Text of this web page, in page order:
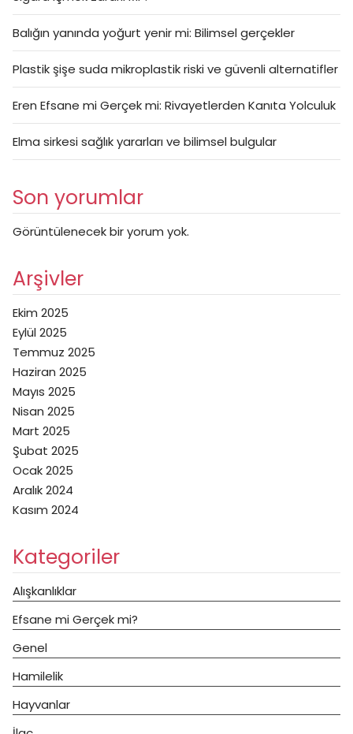
Balığın yanında yoğurt yenir mi: Bilimsel gerçekler
Plastik şişe suda mikroplastik riski ve güvenli alternatifler
Eren Efsane mi Gerçek mi: Rivayetlerden Kanıta Yolculuk
Elma sirkesi sağlık yararları ve bilimsel bulgular
Son yorumlar
Görüntülenecek bir yorum yok.
Arşivler
Ekim 2025
Eylül 2025
Temmuz 2025
Haziran 2025
Mayıs 2025
Nisan 2025
Mart 2025
Şubat 2025
Ocak 2025
Aralık 2024
Kasım 2024
Kategoriler
Alışkanlıklar
Efsane mi Gerçek mi?
Genel
Hamilelik
Hayvanlar